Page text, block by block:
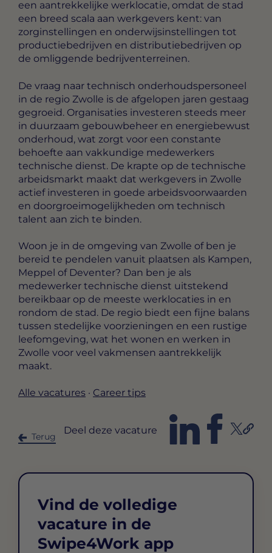
een aantrekkelijke werklocatie, omdat de stad
een breed scala aan werkgevers kent: van
zorginstellingen en onderwijsinstellingen tot
productiebedrijven en distributiebedrijven op
de omliggende bedrijventerreinen.
De vraag naar technisch onderhoudspersoneel
in de regio Zwolle is de afgelopen jaren gestaag
gegroeid. Organisaties investeren steeds meer
in duurzaam gebouwbeheer en energiebewust
onderhoud, wat zorgt voor een constante
behoefte aan vakkundige medewerkers
technische dienst. De krapte op de technische
arbeidsmarkt maakt dat werkgevers in Zwolle
actief investeren in goede arbeidsvoorwaarden
en doorgroeimogelijkheden om technisch
talent aan zich te binden.
Woon je in de omgeving van Zwolle of ben je
bereid te pendelen vanuit plaatsen als Kampen,
Meppel of Deventer? Dan ben je als
medewerker technische dienst uitstekend
bereikbaar op de meeste werklocaties in en
rondom de stad. De regio biedt een fijne balans
tussen stedelijke voorzieningen en een rustige
leefomgeving, wat het wonen en werken in
Zwolle voor veel vakmensen aantrekkelijk
maakt.
Alle vacatures · Career tips
Terug
Deel deze vacature
Vind de volledige
vacature in de
Swipe4Work app